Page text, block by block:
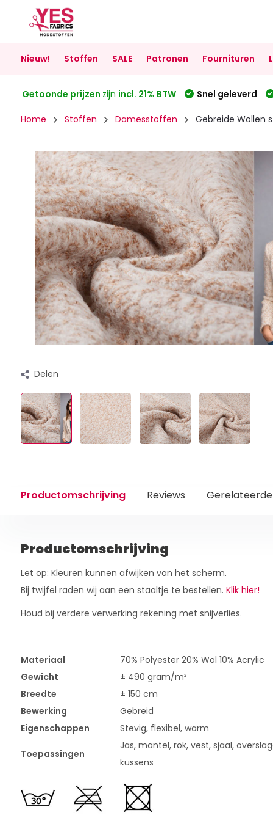
Nieuw! Stoffen SALE Patronen Fournituren
Getoonde prijzen zijn incl. 21% BTW Snel geleverd
Home Stoffen Damesstoffen Gebreide Wollen
Delen
Productomschrijving Reviews
Productomschrijving
Let op: Kleuren kunnen afwijken van het scherm.
Bij twijfel raden wij aan een staaltje te bestellen. Klik hier!
Houd bij verdere verwerking rekening met snijverlies.
Materiaal
70% Polyester 20% Wol 10% Acrylic
Gewicht
± 490 gram/m²
Breedte
± 150 cm
Bewerking
Gebreid
Eigenschappen
Stevig, flexibel, warm
Toepassingen
Jas, mantel, rok, vest, sjaal,
kussens